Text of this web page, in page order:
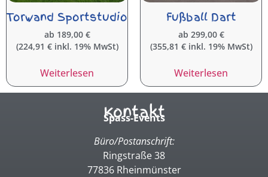
Torwand Sportstudio
ab 189,00 €
(224,91 €inkl. 19% MwSt)
Weiterlesen
Fußball Dart
ab 299,00 €
(355,81 €inkl. 19% MwSt)
Weiterlesen
Kontakt
Spass-Events
Büro/Postanschrift:
Ringstraße 38
77836 Rheinmünster